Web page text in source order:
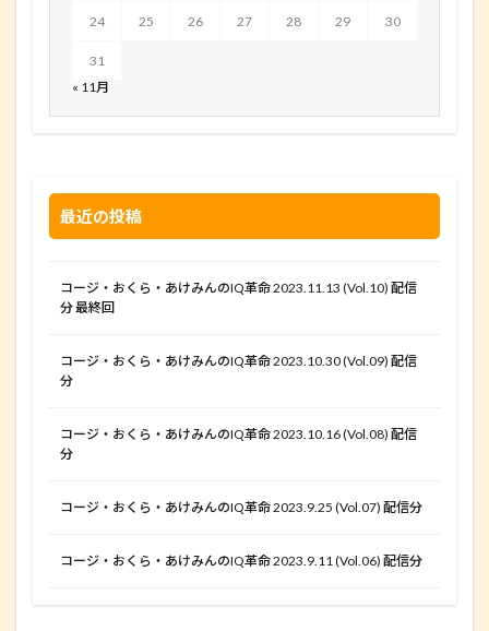
24 25 26 27 28 29 30
31
« 11月
最近の投稿
コージ・おくら・あけみんのIQ革命 2023.11.13 (Vol.10) 配信
分 最終回
コージ・おくら・あけみんのIQ革命 2023.10.30 (Vol.09) 配信
分
コージ・おくら・あけみんのIQ革命 2023.10.16 (Vol.08) 配信
分
コージ・おくら・あけみんのIQ革命 2023.9.25 (Vol.07) 配信分
コージ・おくら・あけみんのIQ革命 2023.9.11 (Vol.06) 配信分